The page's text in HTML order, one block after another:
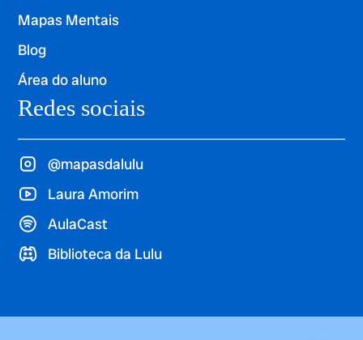
Mapas Mentais
Blog
Área do aluno
Redes sociais
@mapasdalulu
Laura Amorim
AulaCast
Biblioteca da Lulu